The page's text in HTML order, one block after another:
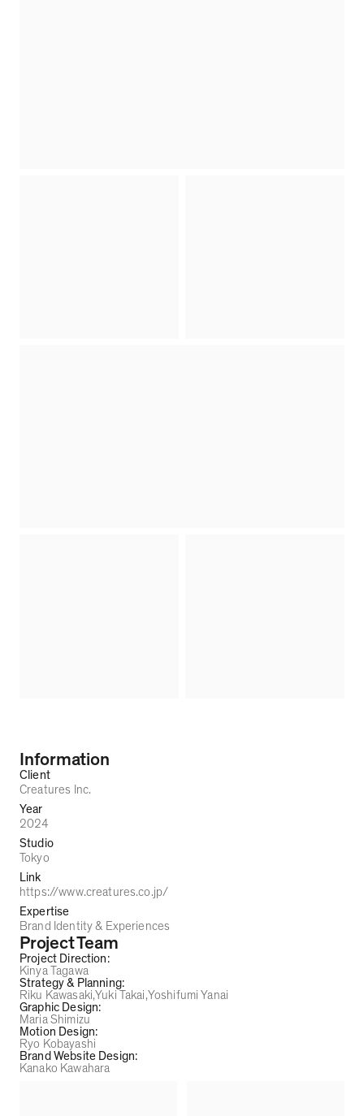
Information
Client
Creatures Inc.
Year
2024
Studio
Tokyo
Link
https://www.creatures.co.jp/
Expertise
Brand Identity & Experiences
Project Team
Project Direction :
Kinya Tagawa
Strategy & Planning:
Riku Kawasaki Yuki Takai Yoshifumi Yanai
Graphic Design:
Maria Shimizu
Motion Design:
Ryo Kobayashi
Brand Website Design:
Kanako Kawahara